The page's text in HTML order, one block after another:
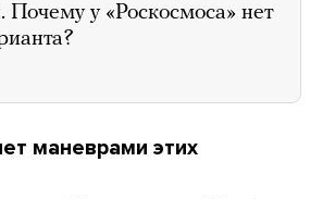
у «Роскосмоса» нет
маневрами этих